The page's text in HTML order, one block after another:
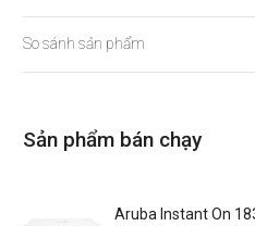
So sánh sản phẩm
Sản phẩm bán chạy
Aruba Instant On